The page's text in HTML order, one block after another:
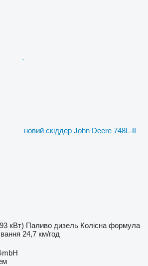
новий скіддер John Deere 748L-II
кВт) Паливо дизель Колісна формула
24,7 км/год